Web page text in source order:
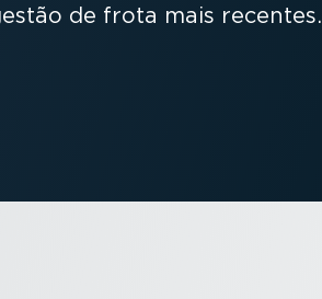
de frota mais recentes.